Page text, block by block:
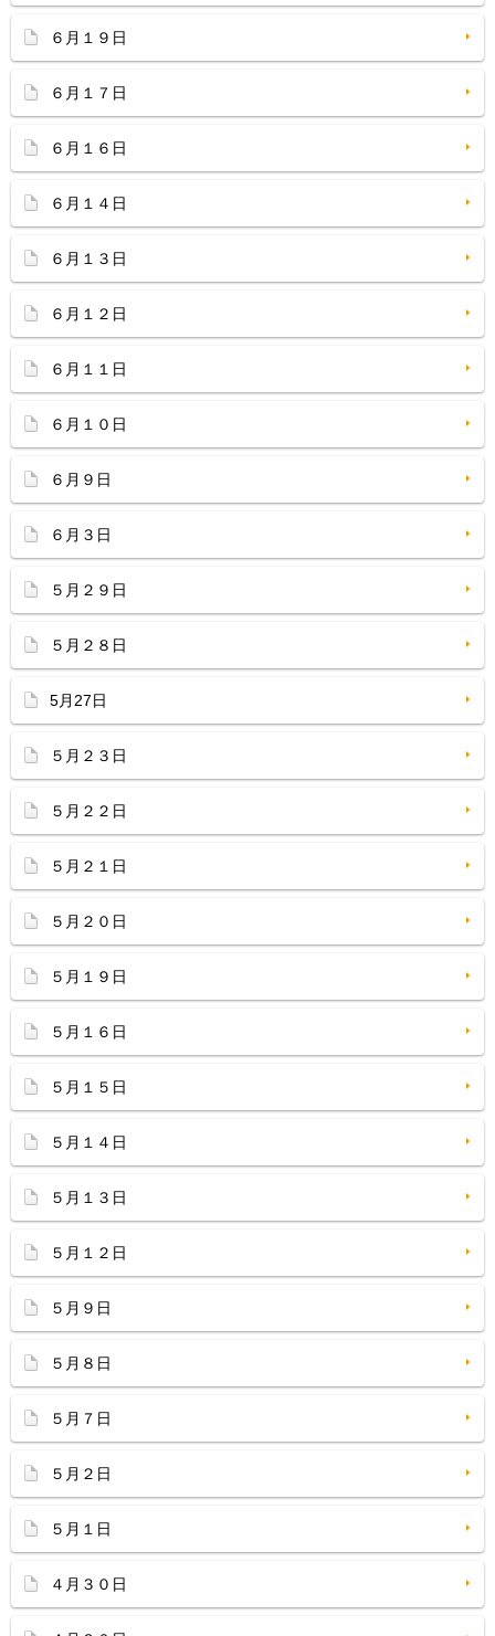
６月１９日
６月１７日
６月１６日
６月１４日
６月１３日
６月１２日
６月１１日
６月１０日
６月９日
６月３日
５月２９日
５月２８日
5月27日
５月２３日
５月２２日
５月２１日
５月２０日
５月１９日
５月１６日
５月１５日
５月１４日
５月１３日
５月１２日
５月９日
５月８日
５月７日
５月２日
５月１日
４月３０日